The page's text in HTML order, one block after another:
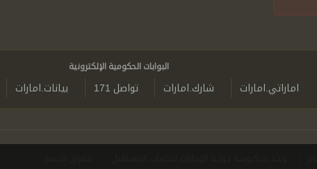
البوابات الحكومية الإلكترونية
اماراتي.امارات شارك.امارات تواصل 171 بيانات.امارات